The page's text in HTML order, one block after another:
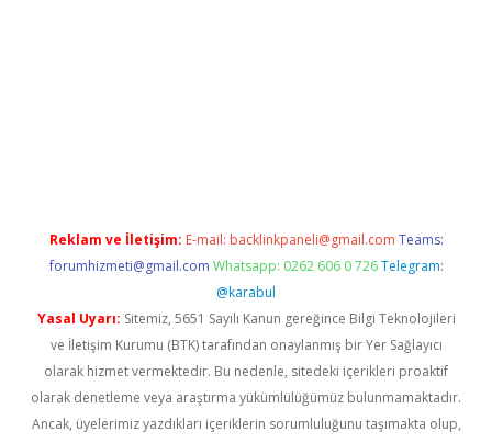
Reklam ve İletişim: E-mail: backlinkpaneli@gmail.com Teams:
forumhizmeti@gmail.com Whatsapp: 0262 606 0 726 Telegram:
@karabul
Yasal Uyarı: Sitemiz, 5651 Sayılı Kanun gereğince Bilgi Teknolojileri
ve İletişim Kurumu (BTK) tarafından onaylanmış bir Yer Sağlayıcı
olarak hizmet vermektedir. Bu nedenle, sitedeki içerikleri proaktif
olarak denetleme veya araştırma yükümlülüğümüz bulunmamaktadır.
Ancak, üyelerimiz yazdıkları içeriklerin sorumluluğunu taşımakta olup,